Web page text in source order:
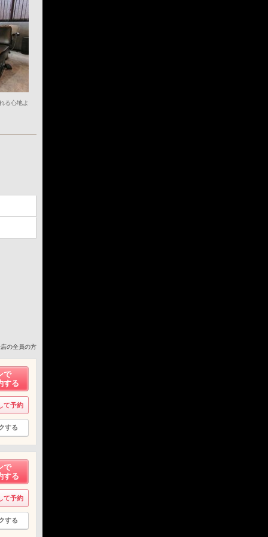
る心地よ
の全員の方
で
する
て予約
する
で
する
て予約
する